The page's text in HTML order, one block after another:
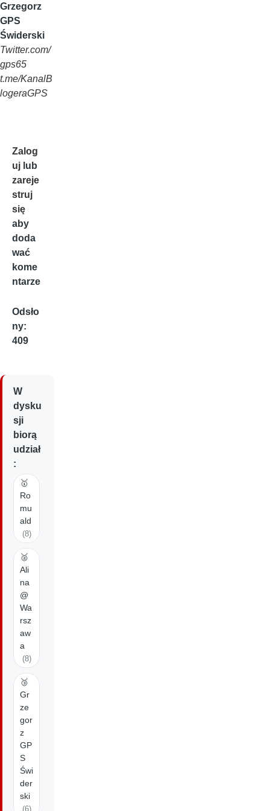
Grzegorz
GPS
Świderski
Twitter.com/
gps65
t.me/KanalB
logeraGPS
Zalog
uj lub
zareje
struj
się
aby
doda
wać
kome
ntarze
Odsło
ny:
409
W
dysku
sji
biorą
udział
:
🥇
Ro
mu
ald
(8)
🥈
Ali
na
@
Wa
rsz
aw
a
(8)
🥉
Gr
ze
gor
z
GP
S
Świ
der
ski
(6)